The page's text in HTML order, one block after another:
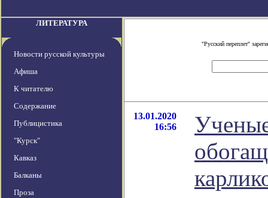
ЛИТЕРАТУРА
Новости русской культуры
Афиша
К читателю
Содержание
Публицистика
"Курск"
Кавказ
Балканы
Проза
"Русский переплет"
13.01.2020
16:56